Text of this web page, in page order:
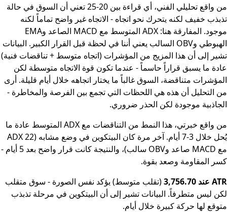
من واقع تحليلي الفني، أي قراءة بين 20-25 تعني أن السوق في حالة
تذبذب خفيف لكنه يتحرك نحو اتجاه - الاتجاه غير واضح تماماً لكنه
موجود. المفارقة هنا: ADX المتوسط مع MACD الصاعد وEMA
الهبوطي وOBV السالب يعني أننا في لحظة قبل القرار الكبير. البيانات
تشير إلى أن هذا المزيج من المؤشرات (اتجاه متوسط + تناقضات فنية)
عادة ما يسبق قراراً حاسماً - عندما تكون قوة الاتجاه متوسطة لكن
المؤشرات متناقضة، السوق غالباً ما يختار اتجاهه خلال أيام قليلة. أرى
من التحليل أن هذه هي اللحظات التي تجمع بين الفرصة والمخاطرة -
الجاذبية موجودة لكن الحذر ضروري.
من واقع خبرتي، هذا النمط من التناقضات مع ADX المتوسط عادة ما
يُحل خلال 3-7 أيام. آخر مرة كان البيتكوين في وضع مشابه (ADX 22
مع MACD صاعد وOBV سالب)، والنتيجة كانت قرار واضح بعد 5 أيام -
كسر المقاومة وصعد بقوة.
ATR عند 3,756.70
(تقلب متوسط) يؤكد نفس الصورة - سوق متقلب
لكن ليس متطرفاً. البيانات تشير إلى أن البيتكوين في مرحلة تذبذب
متوقع لها حركة كبيرة خلال أيام.